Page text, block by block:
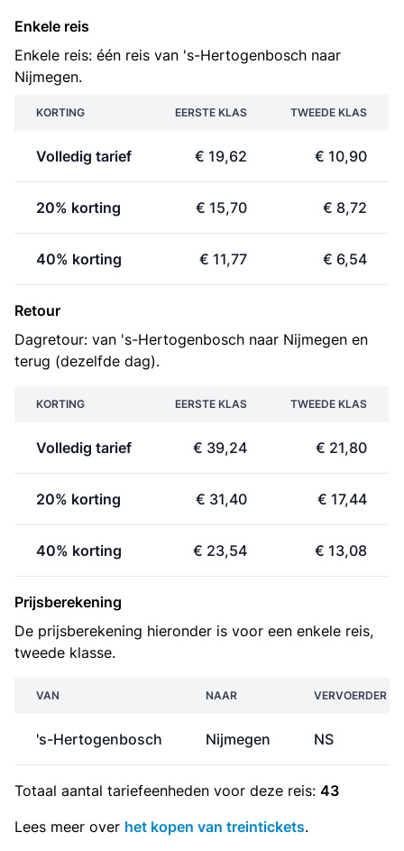
Enkele reis
Enkele reis: één reis van 's-Hertogenbosch naar
Nijmegen.
KORTING EERSTE KLAS TWEEDE KLAS
Volledig tarief € 19,62 € 10,90
20% korting € 15,70 € 8,72
40% korting € 11,77 € 6,54
Retour
Dagretour: van 's-Hertogenbosch naar Nijmegen en
terug (dezelfde dag).
KORTING EERSTE KLAS TWEEDE KLAS
Volledig tarief € 39,24 € 21,80
20% korting € 31,40 € 17,44
40% korting € 23,54 € 13,08
Prijsberekening
De prijsberekening hieronder is voor een enkele reis,
tweede klasse.
VAN NAAR VERVOERDER
's-Hertogenbosch Nijmegen NS
Totaal aantal tariefeenheden voor deze reis: 43
Lees meer over het kopen van treintickets.